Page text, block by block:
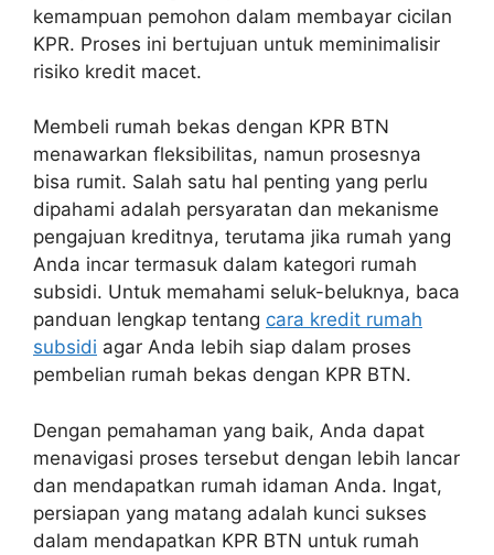
kemampuan pemohon dalam membayar cicilan
KPR. Proses ini bertujuan untuk meminimalisir
risiko kredit macet.
Membeli rumah bekas dengan KPR BTN
menawarkan fleksibilitas, namun prosesnya
bisa rumit. Salah satu hal penting yang perlu
dipahami adalah persyaratan dan mekanisme
pengajuan kreditnya, terutama jika rumah yang
Anda incar termasuk dalam kategori rumah
subsidi. Untuk memahami seluk-beluknya, baca
panduan lengkap tentang cara kredit rumah
subsidi agar Anda lebih siap dalam proses
pembelian rumah bekas dengan KPR BTN.
Dengan pemahaman yang baik, Anda dapat
menavigasi proses tersebut dengan lebih lancar
dan mendapatkan rumah idaman Anda. Ingat,
persiapan yang matang adalah kunci sukses
dalam mendapatkan KPR BTN untuk rumah